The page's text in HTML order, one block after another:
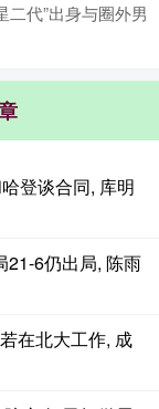
二代”出身与圈外男
登谈合同, 库明
21-6仍出局, 陈雨
在北大工作, 成